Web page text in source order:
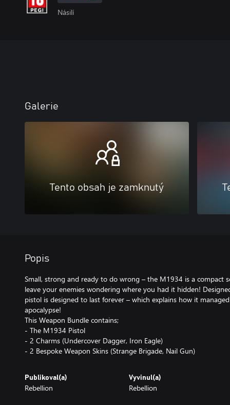
Násilí
Galerie
Tento obsah je zamknutý
Popis
Small, strong and ready to do wrong – the M1934 is a compact
leave your enemies wondering where you had it hidden!
pistol is designed to last forever – which explains how it
apocalypse!
This Weapon Bundle contains;
- The M1934 Pistol
- 2 Charms (Undercover Dagger, Iron Eagle)
- 2 Bespoke Weapon Skins (Strange Brigade, Nail Gun)
Publikoval(a)
Rebellion
Vyvinul(a)
Rebellion